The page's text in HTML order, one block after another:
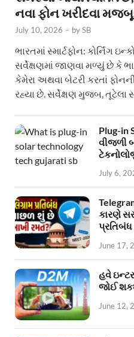
નવા ફોન ખરીદવા
July 10, 2026 - bySB
ભારતમાં સ્માર્ટફોન: કોર્નિંગ
સર્વેક્ષણમાં જાણવા મળ્યું છે કે
કેમેરા અથવા બેટરી કરતાં
રહ્યા છે. સર્વેક્ષણ મુજબ, તૂટેલા
Plug-in
વીજળી
July 6,
કારણે
June 17,
હવે
જોઈ
June 12,